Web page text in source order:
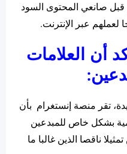
صانعي المحتوى السود
لعملهم عبر الإنترنت.
أن العلامات
تقر منصة إنستغرام بأن
بشكل خاص للمبدعين
ناقصا الذين غالبا ما